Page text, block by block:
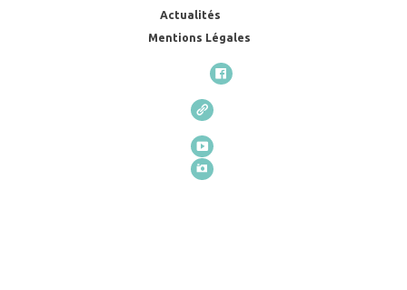
Actualités
Mentions Légales